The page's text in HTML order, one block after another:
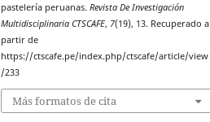
pastelería peruanas.Revista De Investigación
Multidisciplinaria CTSCAFE, 7(19), 13. Recuperado a
partir de
https://ctscafe.pe/index.php/ctscafe/article/view
/233
Más formatos de cita